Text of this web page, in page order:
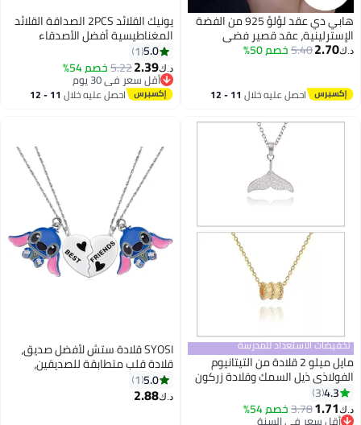
هابي دي عقد لؤلؤ 925 من الفضة
الإسترلينية، عقد قصير فضي
بسلسلة لؤلؤ، عقد بسيط بسلسلة
د.ك‏2.70
5.40خصم 50%
احصل عليه خلال 11 - 12
اغسطس
يونيك القلائد 2PCS الصداقة القلائد
المغناطيسية أفضل الأصدقاء
الذهب دولفين قلادة سلسلة قلادات
للفتيات النساء الصداقة مجوهرات
هدايا للأطفال
5.0
1
د.ك‏2.39
5.22خصم 54%
أقل سعر في 30 يوم
أقل سعر في 30 يوماحصل عليه خلال 11 - 12
اغسطس
تخفيضات الاستعداد للمدرسة
مايل ميلو 2 قلادة من التيتانيوم
الفولاذي ذيل السمك وقلادة زركون
الكريستال مجوهرات هدية عيد
الحب ، هدية الذكرى فضي/ذهب/
شفاف
4.3
3
د.ك‏1.71
3.78خصم 54%
SYOSI قلادة ستش لأفضل صديق،
قلادة قلب متطابقة للصديقين،
مجوهرات مستوحاة من ليلو وستش
للأصدقاء، BFF، وأفضل الأصدقاء
5.0
1
د.ك‏2.88